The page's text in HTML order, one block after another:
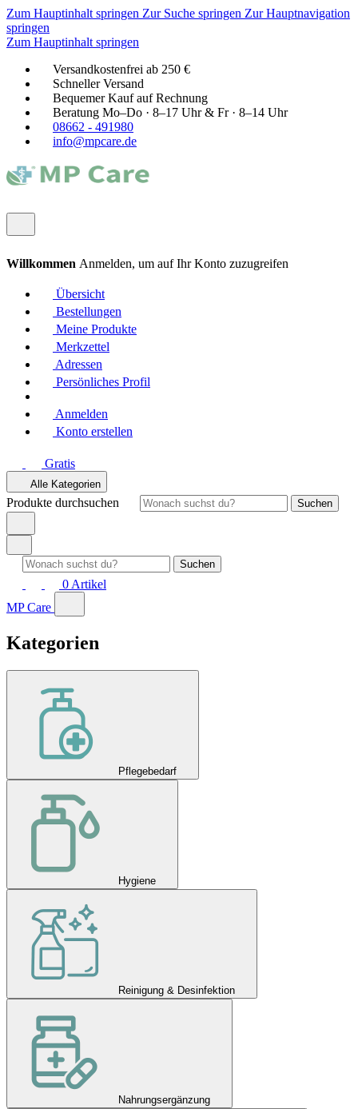
Zum Hauptinhalt springen Zur Suche springen Zur Hauptnavigation
springen
Zum Hauptinhalt springen
Versandkostenfrei ab 250 €
Schneller Versand
Bequemer Kauf auf Rechnung
Beratung Mo–Do · 8–17 Uhr & Fr · 8–14 Uhr
08662 - 491980
info@mpcare.de
Willkommen Anmelden, um auf Ihr Konto zuzugreifen
Übersicht
Bestellungen
Meine Produkte
Merkzettel
Adressen
Persönliches Profil
Anmelden
Konto erstellen
Gratis
Alle Kategorien
Produkte durchsuchen Suchen
Suchen
0 Artikel
MP Care
Kategorien
Pflegebedarf
Hygiene
Reinigung & Desinfektion
Nahrungsergänzung